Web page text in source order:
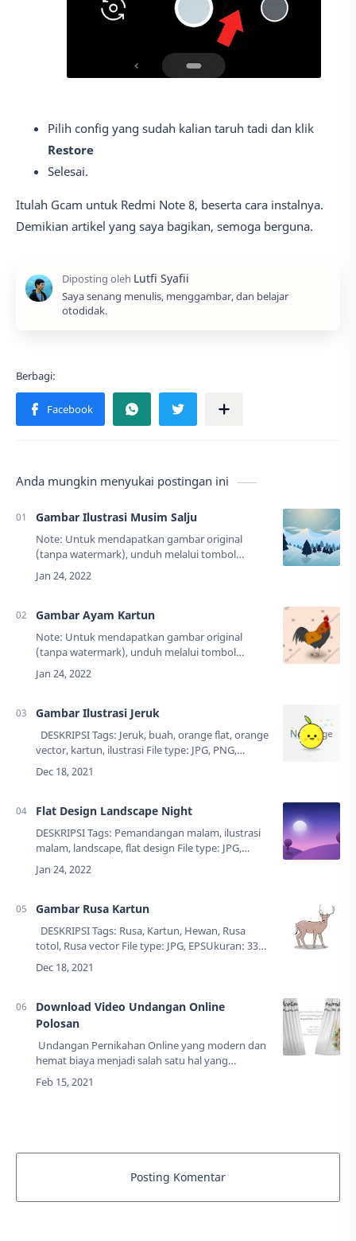
Pilih config yang sudah kalian taruh tadi dan klik
Restore
Selesai.
Itulah Gcam untuk Redmi Note 8, beserta cara instalnya.
Demikian artikel yang saya bagikan, semoga berguna.
Saya senang menulis, menggambar, dan belajar
otodidak.
Anda mungkin menyukai postingan ini
Gambar Ilustrasi Musim Salju
Note: Untuk mendapatkan gambar original
(tanpa watermark), unduh melalui tombol
"Download" yang ada di bawah. DESKRIPSI
Tags: Pemandangan gunung, illustrasi, salju…
Gambar Ayam Kartun
Note: Untuk mendapatkan gambar original
(tanpa watermark), unduh melalui tombol
"Download" yang ada di bawah. DESKRIPSI
Tags: Hewan, ayam, kartun, illustrasi, jago, fl…
Gambar Ilustrasi Jeruk
vector, kartun, ilustrasi File type: JPG, PNG,
EPSUkuran: 129 KB Resolusi: 1024 x 1024
pxCreator: …
Flat Design Landscape Night
DESKRIPSI Tags: Pemandangan malam, ilustrasi
malam, landscape, flat design File type: JPG,
PNG,Ukuran: 72 KB (jpg), 729 KB (png)
Resolusi: 4000 x 2250 pxCre…
Gambar Rusa Kartun
totol, Rusa vector File type: JPG, EPSUkuran: 335
KB Resolusi: 3333 x 2500 pxCreator: Lutfi
SyafiiUpdate: 18 Desember 20…
Download Video Undangan Online
Polosan
Undangan Pernikahan Online yang modern dan
hemat biaya menjadi salah satu hal yang
dibutuhkan. Saya membantu untuk masalah
tersebut, Anda bisa mendownload secara gratis
Posting Komentar